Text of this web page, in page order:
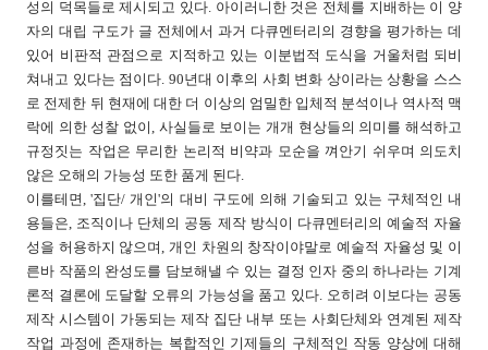
성의 덕목들로 제시되고 있다. 아이러니한 것은 전체를 지배하는 이 양
자의 대립 구도가 글 전체에서 과거 다큐멘터리의 경향을 평가하는 데
있어 비판적 관점으로 지적하고 있는 이분법적 도식을 거울처럼 되비
쳐내고 있다는 점이다. 90년대 이후의 사회 변화 상이라는 상황을 스스
로 전제한 뒤 현재에 대한 더 이상의 엄밀한 입체적 분석이나 역사적 맥
락에 의한 성찰 없이, 사실들로 보이는 개개 현상들의 의미를 해석하고
규정짓는 작업은 무리한 논리적 비약과 모순을 껴안기 쉬우며 의도치
않은 오해의 가능성 또한 품게 된다.
이를테면, '집단/ 개인'의 대비 구도에 의해 기술되고 있는 구체적인 내
용들은, 조직이나 단체의 공동 제작 방식이 다큐멘터리의 예술적 자율
성을 허용하지 않으며, 개인 차원의 창작이야말로 예술적 자율성 및 이
른바 작품의 완성도를 담보해낼 수 있는 결정 인자 중의 하나라는 기계
론적 결론에 도달할 오류의 가능성을 품고 있다. 오히려 이보다는 공동
제작 시스템이 가동되는 제작 집단 내부 또는 사회단체와 연계된 제작
작업 과정에 존재하는 복합적인 기제들의 구체적인 작동 양상에 대해